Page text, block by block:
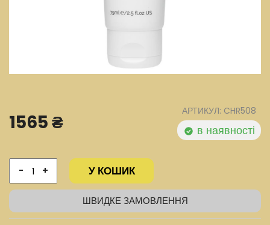
1565 ₴ АРТИКУЛ: CHR508
в наявності
- + У КОШИК
ШВИДКЕ ЗАМОВЛЕННЯ